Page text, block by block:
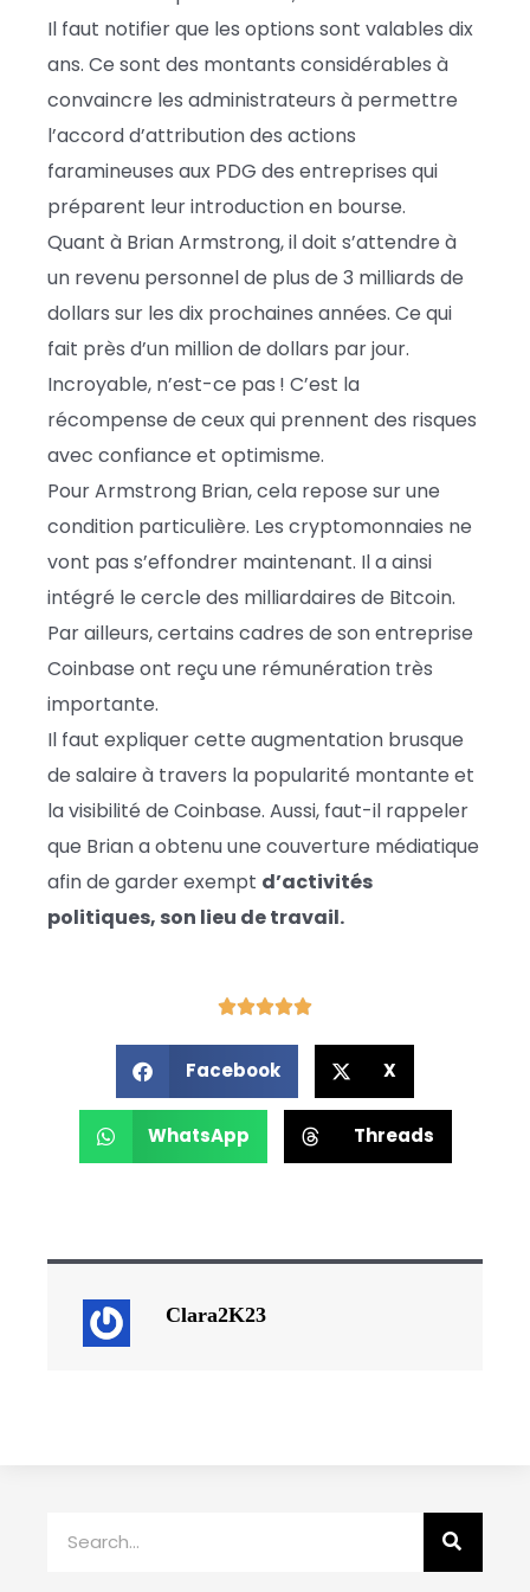
Il faut notifier que les options sont valables dix
ans. Ce sont des montants considérables à
convaincre les administrateurs à permettre
l’accord d’attribution des actions
faramineuses aux PDG des entreprises qui
préparent leur introduction en bourse.
Quant à Brian Armstrong, il doit s’attendre à
un revenu personnel de plus de 3 milliards de
dollars sur les dix prochaines années. Ce qui
fait près d’un million de dollars par jour.
Incroyable, n’est-ce pas ! C’est la
récompense de ceux qui prennent des risques
avec confiance et optimisme.
Pour Armstrong Brian, cela repose sur une
condition particulière. Les cryptomonnaies ne
vont pas s’effondrer maintenant. Il a ainsi
intégré le cercle des milliardaires de Bitcoin.
Par ailleurs, certains cadres de son entreprise
Coinbase ont reçu une rémunération très
importante.
Il faut expliquer cette augmentation brusque
de salaire à travers la popularité montante et
la visibilité de Coinbase. Aussi, faut-il rappeler
que Brian a obtenu une couverture médiatique
afin de garder exempt d’activités
politiques, son lieu de travail.
Facebook X
WhatsApp Threads
Clara2K23